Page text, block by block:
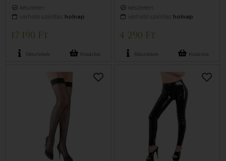
készleten
várható szállítás: holnap
17 190 Ft
Részletek Kosárba
készleten
várható szállítás: holnap
4 290 Ft
Részletek Kosárba